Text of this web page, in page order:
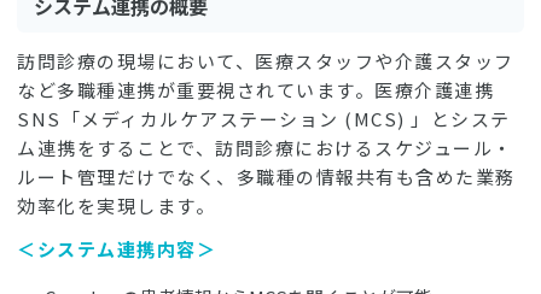
訪問診療の現場において、医療スタッフや介護スタッフ
など多職種連携が重要視されています。医療介護連携
SNS「メディカルケアステーション (MCS) 」とシステ
ム連携をすることで、訪問診療におけるスケジュール・
ルート管理だけでなく、多職種の情報共有も含めた業務
効率化を実現します。
＜システム連携内容＞